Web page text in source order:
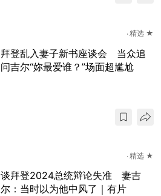
精选 ★
拜登乱入妻子新书座谈会 当众追
问吉尔“妳最爱谁？”场面超尴尬
精选 ★
谈拜登2024总统辩论失准 妻吉
尔：当时以为他中风了｜有片